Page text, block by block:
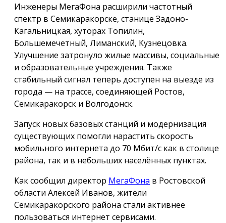
Инженеры МегаФона расширили частотный
спектр в Семикаракорске, станице Задоно-
Кагальницкая, хуторах Топилин,
Большемечетный, Лиманский, Кузнецовка.
Улучшение затронуло жилые массивы, социальные
и образовательные учреждения. Также
стабильный сигнал теперь доступен на выезде из
города — на трассе, соединяющей Ростов,
Семикаракорск и Волгодонск.
Запуск новых базовых станций и модернизация
существующих помогли нарастить скорость
мобильного интернета до 70 Мбит/с как в столице
района, так и в небольших населённых пунктах.
Как сообщил директор МегаФона в Ростовской
области Алексей Иванов, жители
Семикаракорского района стали активнее
пользоваться интернет сервисами.